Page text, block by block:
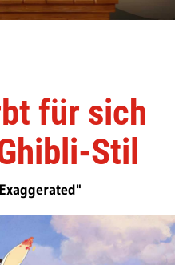
für sich
Stil